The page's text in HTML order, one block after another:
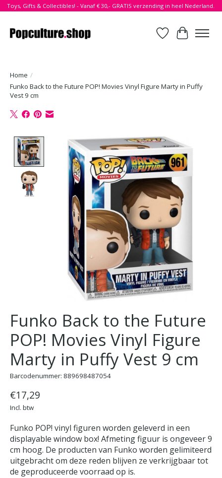
Toys, Gifts & Collectibles! - Vanaf € 30,- GRATIS verzending in heel Nederland.
Verlanglijst
Home /
Funko Back to the Future POP! Movies Vinyl Figure Marty in Puffy
Vest 9 cm
Product image slideshow Items
Funko Back to the Future
POP! Movies Vinyl Figure
Marty in Puffy Vest 9 cm
Barcodenummer: 889698487054
€17,29
Incl. btw
Funko POP! vinyl figuren worden geleverd in een
displayable window box! Afmeting figuur is ongeveer 9
cm hoog. De producten van Funko worden gelimiteerd
uitgebracht om deze reden blijven ze verkrijgbaar tot
de geproduceerde voorraad op is.